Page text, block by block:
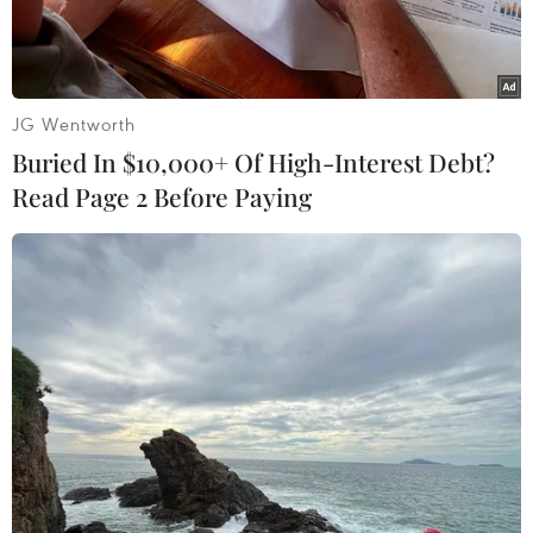
Ảnh minh họa. (Nguồn: Hampshireflag.co.uk)
Theo trang mạng asiatimes.com, sau khi rời
Liên minh châu Âu (EU), Anh đang theo đuổi
một tương lai mang tính chiến lược ở châu Á.
Các nền kinh tế năng động của khu vực sẽ là
trọng tâm của chiến lược “Nước Anh Toàn cầu”
hậu Brexit trong một môi trường quốc tế ngày
càng bất định.
JG Wentworth
Buried In $10,000+ Of High-Interest Debt?
Read Page 2 Before Paying